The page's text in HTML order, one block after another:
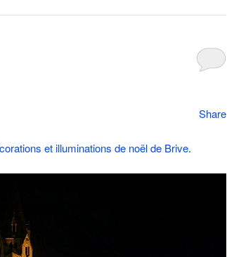
Share
et illuminations de noël de Brive.